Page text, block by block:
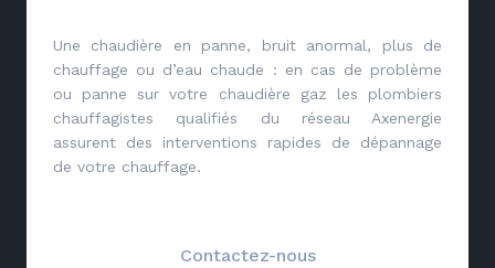
Une chaudière en panne, bruit anormal, plus de
chauffage ou d’eau chaude : en cas de problème
ou panne sur votre chaudière gaz les plombiers
chauffagistes qualifiés du réseau Axenergie
assurent des interventions rapides de dépannage
de votre chauffage.
Contactez-nous